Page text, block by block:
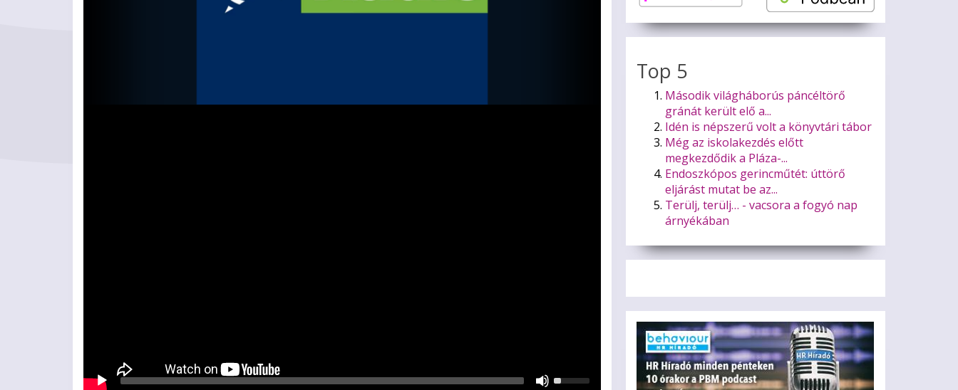
Top 5
Második világháborús páncéltörő
gránát került elő a...
Idén is népszerű volt a könyvtári tábor
Még az iskolakezdés előtt
megkezdődik a Pláza-...
Endoszkópos gerincműtét: úttörő
eljárást mutat be az...
Terülj, terülj… - vacsora a fogyó nap
árnyékában